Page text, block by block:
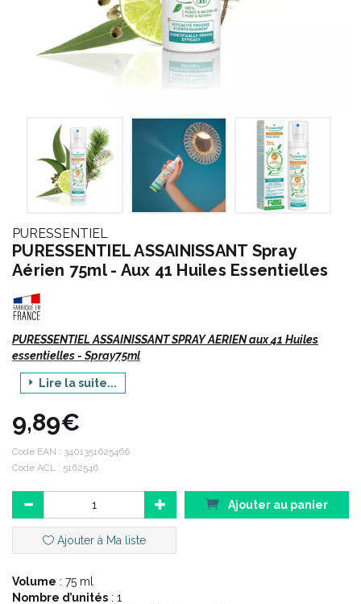
PURESSENTIEL
PURESSENTIEL ASSAINISSANT Spray
Aérien 75ml - Aux 41 Huiles Essentielles
PURESSENTIEL ASSAINISSANT SPRAY AERIEN aux 41 Huiles
essentielles - Spray75ml
Produit issu de l’aromathérapie - HEBBD (Huile essentielle
• ACARICIDE
• FONGICIDE
• VIRUCIDE
Biocide TP 02, TP 18, et TP 19.
Pour aider à :
Lire la suite...
9,89€
Code EAN : 3401351625466
Code ACL : 5162546
Ajouter au panier
Ajouter à Ma liste
Volume : 75 ml
Nombre d’unités : 1